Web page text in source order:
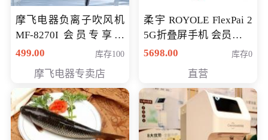
摩飞电器负离子吹风机
MF-8270I 会员专享价
369元
499.00 库存100
摩飞电器专卖店
柔宇 ROYOLE FlexPai 2
5G折叠屏手机 会员专享
购买价格 4998元
5698.00 库存0
直营